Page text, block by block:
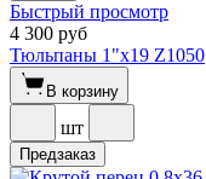
Быстрый просмотр
4 300 руб
Тюльпаны 1"х19 Z1050
В корзину
шт
Предзаказ